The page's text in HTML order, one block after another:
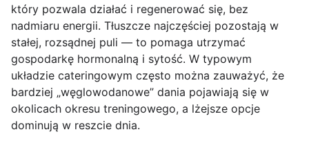
który pozwala działać i regenerować się, bez
nadmiaru energii. Tłuszcze najczęściej pozostają w
stałej, rozsądnej puli — to pomaga utrzymać
gospodarkę hormonalną i sytość. W typowym
układzie cateringowym często można zauważyć, że
bardziej „węglowodanowe” dania pojawiają się w
okolicach okresu treningowego, a lżejsze opcje
dominują w reszcie dnia.